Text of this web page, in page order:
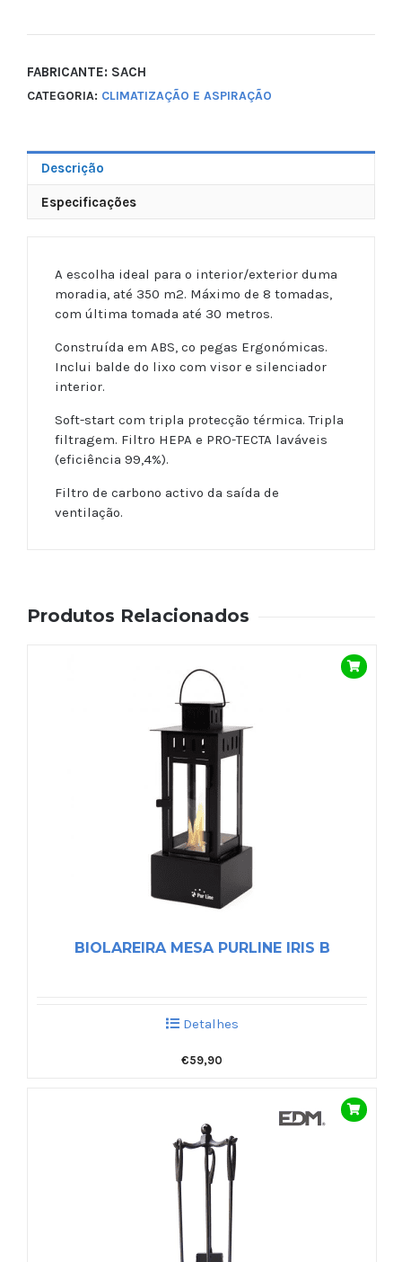
FABRICANTE: SACH
CATEGORIA: CLIMATIZAÇÃO E ASPIRAÇÃO
Descrição
Especificações
A escolha ideal para o interior/exterior duma
moradia, até 350 m2. Máximo de 8 tomadas,
com última tomada até 30 metros.
Construída em ABS, co pegas Ergonómicas.
Inclui balde do lixo com visor e silenciador
interior.
Soft-start com tripla protecção térmica. Tripla
filtragem. Filtro HEPA e PRO-TECTA laváveis
(eficiência 99,4%).
Filtro de carbono activo da saída de
ventilação.
Produtos Relacionados
BIOLAREIRA MESA PURLINE IRIS B
Detalhes
€59,90